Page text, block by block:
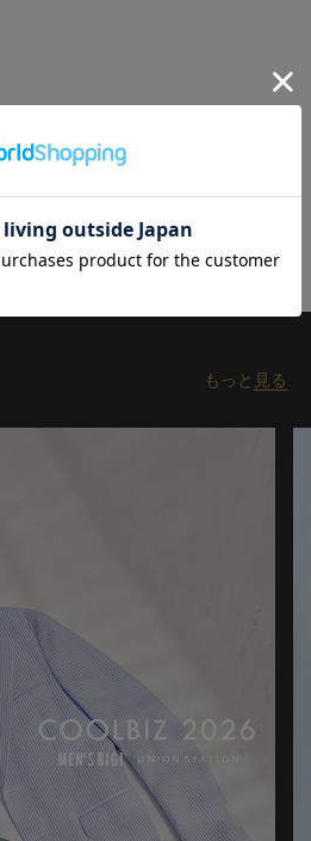
メリカンカルチャー、ストリート、
さわしいファッションを追求するブ
もっと 見る